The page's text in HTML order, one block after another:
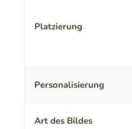
Platzierung
Personalisierung
Art des Bildes